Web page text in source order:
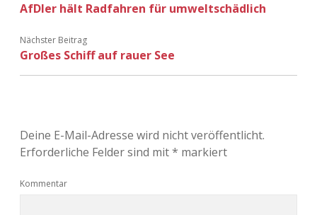
AfDler hält Radfahren für umweltschädlich
Nächster Beitrag
Großes Schiff auf rauer See
Deine E-Mail-Adresse wird nicht veröffentlicht.
Erforderliche Felder sind mit* markiert
Kommentar